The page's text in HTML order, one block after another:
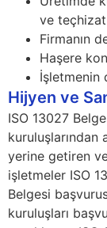
ve teçhizat
Firmanın
Haşere
İşletmenin
Hijyen ve
ISO 13027
kuruluşlarından
yerine getiren
işletmeler ISO
Belgesi
kuruluşları